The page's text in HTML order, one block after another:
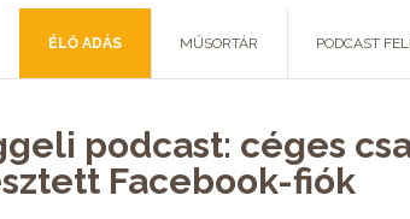
ÉLŐ ADÁS MŰSORTÁR PODCAST
podcast: céges
Facebook-fiók